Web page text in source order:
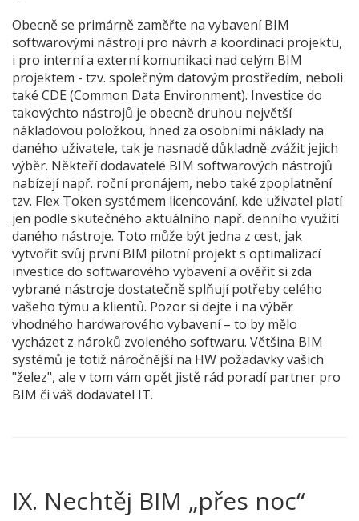
Obecně se primárně zaměřte na vybavení BIM
softwarovými nástroji pro návrh a koordinaci projektu,
i pro interní a externí komunikaci nad celým BIM
projektem - tzv. společným datovým prostředím, neboli
také CDE (Common Data Environment). Investice do
takovýchto nástrojů je obecně druhou největší
nákladovou položkou, hned za osobními náklady na
daného uživatele, tak je nasnadě důkladně zvážit jejich
výběr. Někteří dodavatelé BIM softwarových nástrojů
nabízejí např. roční pronájem, nebo také zpoplatnění
tzv. Flex Token systémem licencování, kde uživatel platí
jen podle skutečného aktuálního např. denního využití
daného nástroje. Toto může být jedna z cest, jak
vytvořit svůj první BIM pilotní projekt s optimalizací
investice do softwarového vybavení a ověřit si zda
vybrané nástroje dostatečně splňují potřeby celého
vašeho týmu a klientů. Pozor si dejte i na výběr
vhodného hardwarového vybavení – to by mělo
vycházet z nároků zvoleného softwaru. Většina BIM
systémů je totiž náročnější na HW požadavky vašich
"želez", ale v tom vám opět jistě rád poradí partner pro
BIM či váš dodavatel IT.
IX. Nechtěj BIM „přes noc“